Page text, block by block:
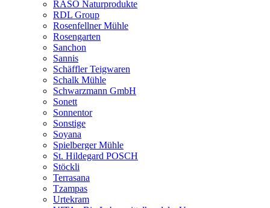
RASO Naturprodukte
RDL Group
Rosenfellner Mühle
Rosengarten
Sanchon
Sannis
Schäffler Teigwaren
Schalk Mühle
Schwarzmann GmbH
Sonett
Sonnentor
Sonstige
Soyana
Spielberger Mühle
St. Hildegard POSCH
Stöckli
Terrasana
Tzampas
Urtekram